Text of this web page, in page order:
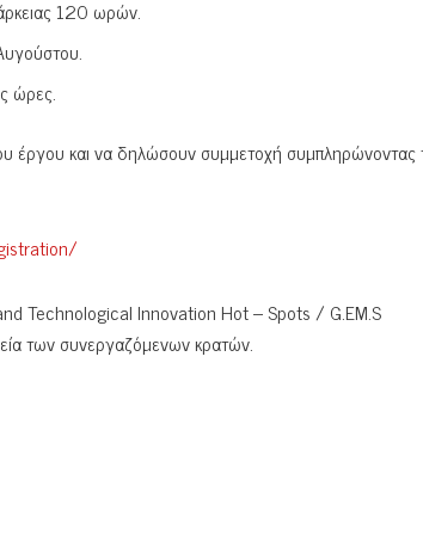
120 ωρών.
ώρες.
έργου και να δηλώσουν συμμετοχή συμπληρώνοντας
Technological Innovation Hot – Spots / G.EM.S
των συνεργαζόμενων κρατών.